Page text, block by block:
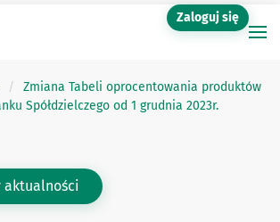
Zaloguj się
Zmiana Tabeli oprocentowania produktów
Spółdzielczego od 1 grudnia 2023r.
aktualności